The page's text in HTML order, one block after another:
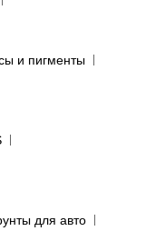
и пигменты
для авто